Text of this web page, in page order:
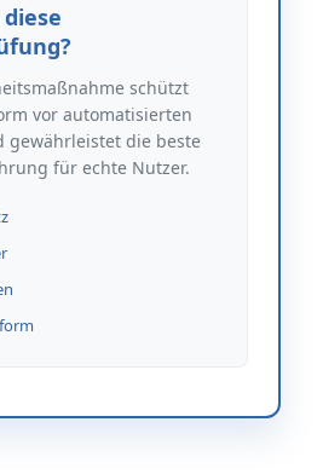
schützt
vor automatisierten
gewährleistet die beste
für echte Nutzer.